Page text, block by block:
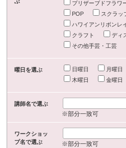
プリザーブドフラワ
POP
スクラッ
ハワイアンリボンレ
クラフト
ディ
その他手芸・工芸
曜日を選ぶ 日曜日 月曜日
木曜日
金曜日
講師名で選ぶ
※部分一致可
ワークショッ
プ名で選ぶ
※部分一致可